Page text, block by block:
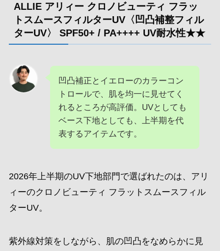
ALLIE アリィー クロノビューティ フラッ
トスムースフィルターUV〈凹凸補整フィル
ターUV〉 SPF50+ / PA++++ UV耐水性★★
凹凸補正とイエローのカラーコン
トロールで、肌を均一に見せてく
れるところが高評価。UVとしても
ベース下地としても、上半期を代
表するアイテムです。
2026年上半期のUV下地部門で選ばれたのは、アリ
ィーのクロノビューティ フラットスムースフィル
ターUV。
紫外線対策をしながら、肌の凹凸をなめらかに見